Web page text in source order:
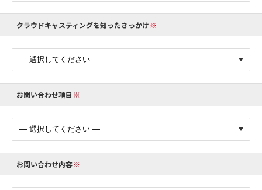
クラウドキャスティングを知ったきっかけ
お問い合わせ項目
お問い合わせ内容